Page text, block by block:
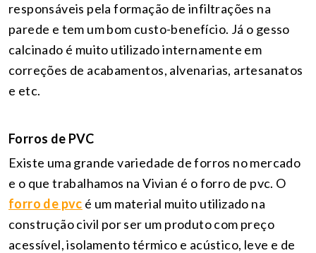
responsáveis pela formação de infiltrações na
parede e tem um bom custo-benefício. Já o gesso
calcinado é muito utilizado internamente em
correções de acabamentos, alvenarias, artesanatos
e etc.
Forros de PVC
Existe uma grande variedade de forros no mercado
e o que trabalhamos na Vivian é o forro de pvc. O
forro de pvc é um material muito utilizado na
construção civil por ser um produto com preço
acessível, isolamento térmico e acústico, leve e de